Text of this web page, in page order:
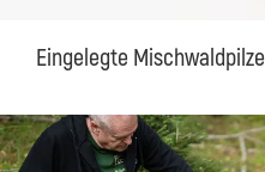
Eingelegte Mischwaldpilze